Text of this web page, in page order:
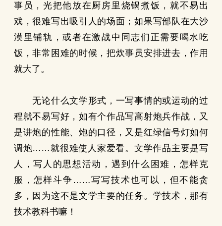
事员，光把他放在厨房里烧锅煮饭，就不易出
戏，很难写出吸引人的场面；如果写部队在大沙
漠里铺轨，或者在激战中同志们正需要喝水吃
饭，非常困难的时候，把炊事员安排进去，作用
就大了。
无论什么文学形式，一写事情的或运动的过
程就不易写好，如有个作品写高射炮兵作战，又
是讲炮的性能、炮的口径，又是红绿信号灯如何
调炮……就很难使人家爱看。文学作品主要是写
人，写人的思想活动，遇到什么困难，怎样克
服，怎样斗争……写写技术也可以，但不能贪
多，因为这不是文学主要的任务。学技术，那有
技术教科书嘛！